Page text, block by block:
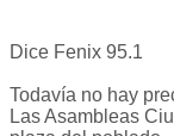
Dice Fenix 95.1
Todavía no hay
Las Asambleas